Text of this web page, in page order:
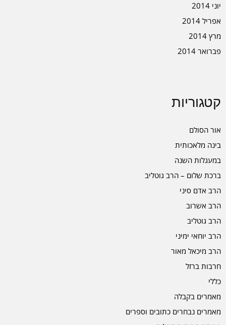
יוני 2014
אפריל 2014
מרץ 2014
פברואר 2014
קטגוריות
אור הסולם
בינה מלאכותית
במעגלות השנה
ברכת שלום – הרב גוטליב
הרב אדם סיני
הרב אשרוב
הרב גוטליב
הרב יוחאי ימיני
הרב מיכאל מאור
חרבות ברזל
כללי
מאמרים בקבלה
מאמרים נבחרים כתובים וספרים